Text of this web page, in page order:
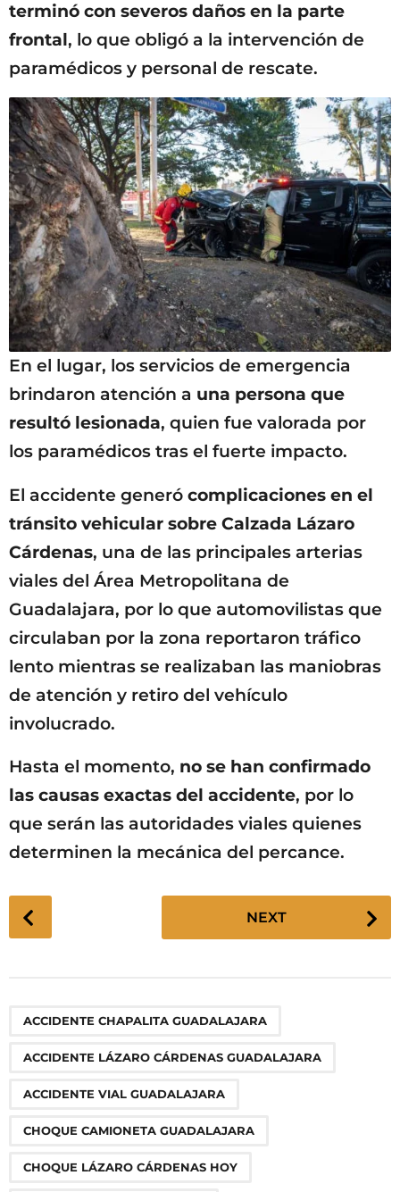
terminó con severos daños en la parte
frontal, lo que obligó a la intervención de
paramédicos y personal de rescate.
En el lugar, los servicios de emergencia
brindaron atención a una persona que
resultó lesionada, quien fue valorada por
los paramédicos tras el fuerte impacto.
El accidente generó complicaciones en el
tránsito vehicular sobre Calzada Lázaro
Cárdenas, una de las principales arterias
viales del Área Metropolitana de
Guadalajara, por lo que automovilistas que
circulaban por la zona reportaron tráfico
lento mientras se realizaban las maniobras
de atención y retiro del vehículo
involucrado.
Hasta el momento, no se han confirmado
las causas exactas del accidente, por lo
que serán las autoridades viales quienes
determinen la mecánica del percance.
o
g
n
NEXT
ACCIDENTE CHAPALITA GUADALAJARA
ACCIDENTE LÁZARO CÁRDENAS GUADALAJARA
ACCIDENTE VIAL GUADALAJARA
CHOQUE CAMIONETA GUADALAJARA
CHOQUE LÁZARO CÁRDENAS HOY